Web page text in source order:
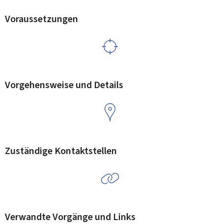
Voraussetzungen
Vorgehensweise und Details
Zuständige Kontaktstellen
Verwandte Vorgänge und Links